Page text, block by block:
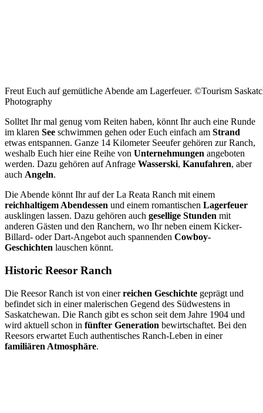
Freut Euch auf gemütliche Abende am Lagerfeuer. ©Tourism
Photography
Solltet Ihr mal genug vom Reiten haben, könnt Ihr auch eine Runde
im klaren See schwimmen gehen oder Euch einfach am Strand
etwas entspannen. Ganze 14 Kilometer Seeufer gehören zur Ranch,
weshalb Euch hier eine Reihe von Unternehmungen angeboten
werden. Dazu gehören auf Anfrage Wasserski, Kanufahren, aber
auch Angeln.
Die Abende könnt Ihr auf der La Reata Ranch mit einem
reichhaltigem Abendessen und einem romantischen Lagerfeuer
ausklingen lassen. Dazu gehören auch gesellige Stunden mit
anderen Gästen und den Ranchern, wo Ihr neben einem Kicker-
Billard- oder Dart-Angebot auch spannenden Cowboy-
Geschichten lauschen könnt.
Historic Reesor Ranch
Die Reesor Ranch ist von einerreichen Geschichte geprägt und
befindet sich in einer malerischen Gegend des Südwestens in
Saskatchewan. Die Ranch gibt es schon seit dem Jahre 1904 und
wird aktuell schon in fünfter Generation bewirtschaftet. Bei den
Reesors erwartet Euch authentisches Ranch-Leben in einer
familiären Atmosphäre.